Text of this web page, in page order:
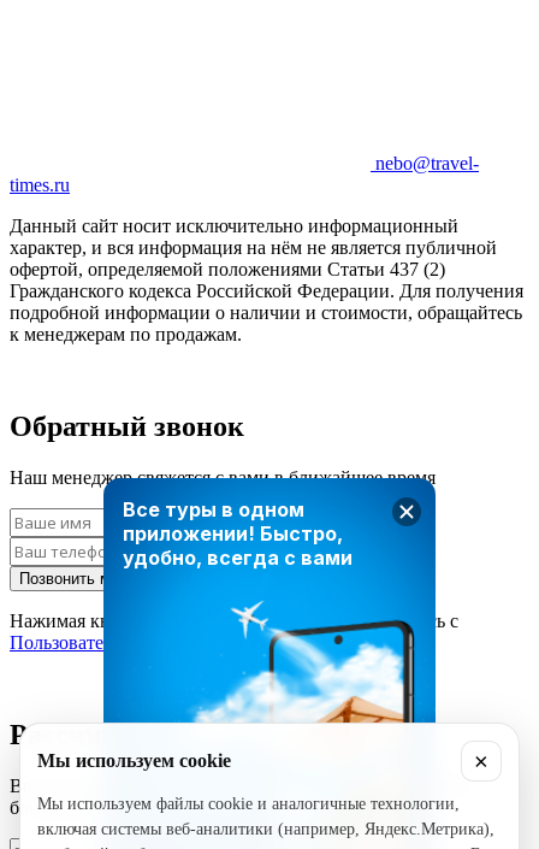
Все туры в одном
приложении! Быстро,
удобно, всегда с вами
nebo@travel-
times.ru
Данный сайт носит исключительно информационный
характер, и вся информация на нём не является публичной
офертой, определяемой положениями Статьи 437 (2)
Гражданского кодекса Российской Федерации. Для получения
подробной информации о наличии и стоимости, обращайтесь
к менеджерам по продажам.
Обратный звонок
Наш менеджер свяжется с вами в ближайшее время
Позвонить мне
Нажимая кнопку «Позвонить мне», вы соглашаетесь с
Пользовательским соглашением
Рассчитать стоимость тура
Введите ваши данные и наш менеджер свяжется с вами в
ближайшее время
Мы используем cookie ×
Мы используем файлы cookie и аналогичные технологии,
включая системы веб-аналитики (например, Яндекс.Метрика),